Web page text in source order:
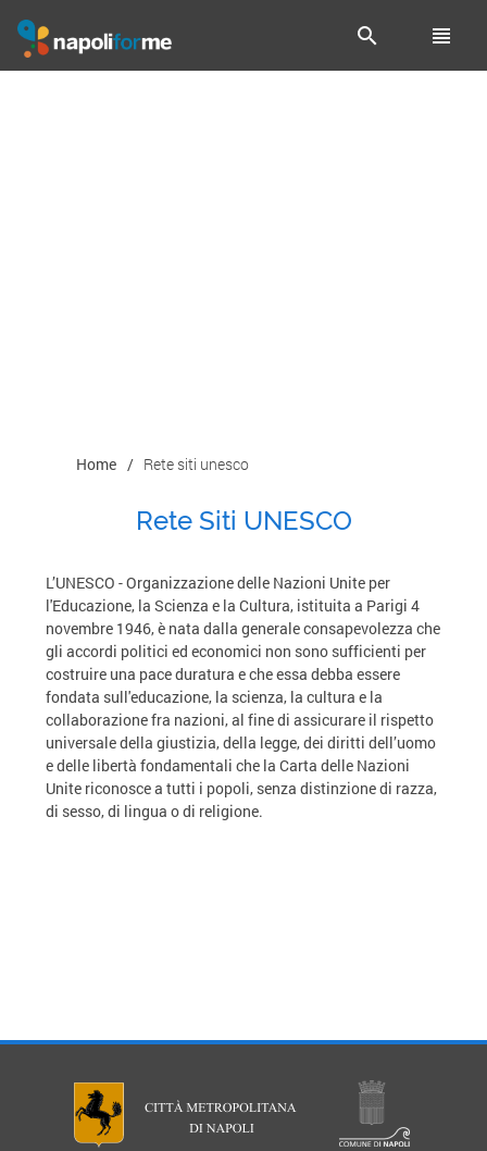
Benvenuti Nel Sito search view_headline
Home Rete siti unesco
Rete Siti UNESCO
L’UNESCO - Organizzazione delle Nazioni Unite per
l'Educazione, la Scienza e la Cultura, istituita a Parigi 4
novembre 1946, è nata dalla generale consapevolezza che
gli accordi politici ed economici non sono sufficienti per
costruire una pace duratura e che essa debba essere
fondata sull'educazione, la scienza, la cultura e la
collaborazione fra nazioni, al fine di assicurare il rispetto
universale della giustizia, della legge, dei diritti dell’uomo
e delle libertà fondamentali che la Carta delle Nazioni
Unite riconosce a tutti i popoli, senza distinzione di razza,
di sesso, di lingua o di religione.